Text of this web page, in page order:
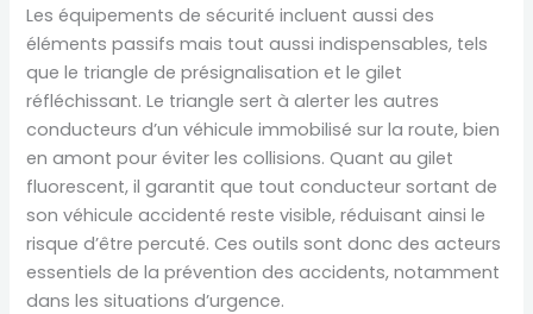
Les équipements de sécurité incluent aussi des
éléments passifs mais tout aussi indispensables, tels
que le triangle de présignalisation et le gilet
réfléchissant. Le triangle sert à alerter les autres
conducteurs d’un véhicule immobilisé sur la route, bien
en amont pour éviter les collisions. Quant au gilet
fluorescent, il garantit que tout conducteur sortant de
son véhicule accidenté reste visible, réduisant ainsi le
risque d’être percuté. Ces outils sont donc des acteurs
essentiels de la prévention des accidents, notamment
dans les situations d’urgence.